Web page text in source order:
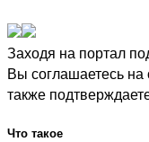
Заходя на портал
Вы соглашаетесь
также
Что такое